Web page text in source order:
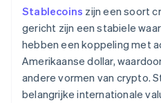
Stablecoins zijn een soort
gericht zijn een stabiele
hebben een koppeling met
Amerikaanse dollar,
andere vormen van crypto.
belangrijke internationale